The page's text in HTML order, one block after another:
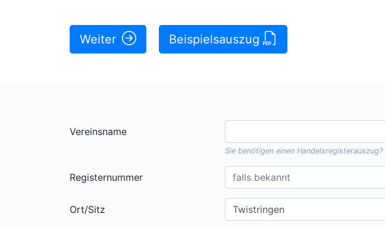
Weiter Beispielsauszug
Vereinsname
Sie benötigen einenHandelsregisterauszug
Registernummer
Ort/Sitz